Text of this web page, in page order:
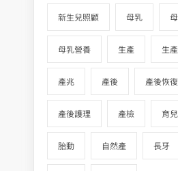
新生兒照顧 母乳
母乳營養 生產 生
產兆 產後 產後恢復
產後護理 產檢 育兒
胎動 自然產 長牙